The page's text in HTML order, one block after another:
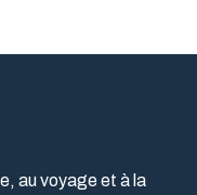
au voyage et à la